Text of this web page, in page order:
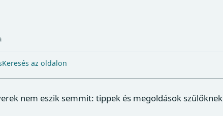
Keresés az oldalon
nem eszik semmit: tippek és megoldások szülőknek